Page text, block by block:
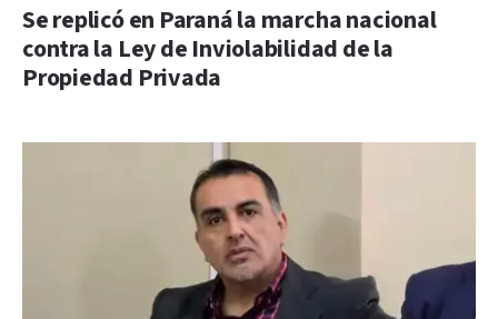
Se replicó en Paraná la marcha nacional
contra la Ley de Inviolabilidad de la
Propiedad Privada